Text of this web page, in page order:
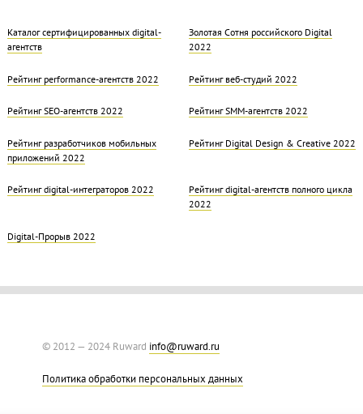
Каталог сертифицированных digital-
агентств
Золотая Cотня российского Digital
2022
Рейтинг performance-агентств 2022 Рейтинг веб-студий 2022
Рейтинг SEO-агентств 2022 Рейтинг SMM-агентств 2022
Рейтинг разработчиков мобильных
приложений 2022
Рейтинг Digital Design & Creative 2022
Рейтинг digital-интеграторов 2022
Рейтинг digital-агентств полного цикла
2022
Digital-Прорыв 2022
© 2012 — 2024 Ruward info@ruward.ru
Политика обработки персональных данных